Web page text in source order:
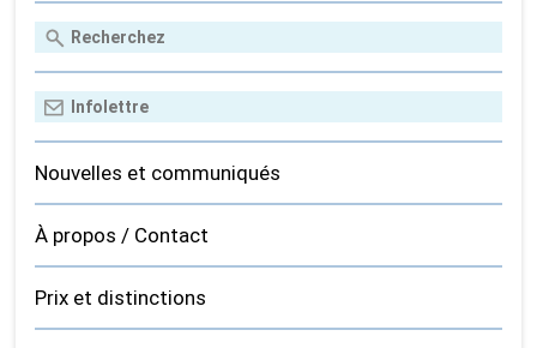
Nouvelles et communiqués
À propos / Contact
Prix et distinctions